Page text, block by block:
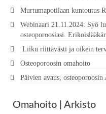
Murtumapotilaan kuntoutus
Webinaari 21.11.2024: Syö
osteoporoosiasi.
Liiku riittävästi ja oikein
Osteoporoosin omahoito
Päivien avaus, osteoporoosin
Omahoito | Arkisto